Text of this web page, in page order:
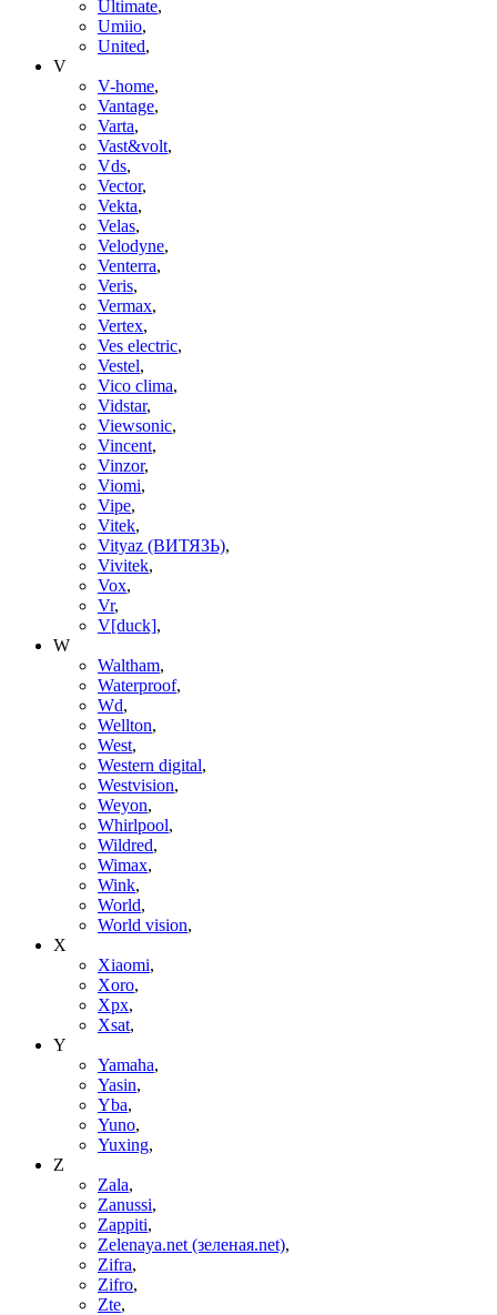
Ultimate,
Umiio,
United,
V
V-home,
Vantage,
Varta,
Vast&volt,
Vds,
Vector,
Vekta,
Velas,
Velodyne,
Venterra,
Veris,
Vermax,
Vertex,
Ves electric,
Vestel,
Vico clima,
Vidstar,
Viewsonic,
Vincent,
Vinzor,
Viomi,
Vipe,
Vitek,
Vityaz (ВИТЯЗЬ),
Vivitek,
Vox,
Vr,
V[duck],
W
Waltham,
Waterproof,
Wd,
Wellton,
West,
Western digital,
Westvision,
Weyon,
Whirlpool,
Wildred,
Wimax,
Wink,
World,
World vision,
X
Xiaomi,
Xoro,
Xpx,
Xsat,
Y
Yamaha,
Yasin,
Yba,
Yuno,
Yuxing,
Z
Zala,
Zanussi,
Zappiti,
Zelenaya.net (зеленая.net),
Zifra,
Zifro,
Zte,